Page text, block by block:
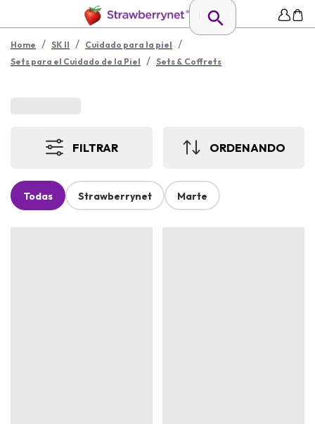
Home / SK II / Cuidado para la piel /
Sets para el Cuidado de la Piel / Sets & Coffrets
FILTRAR ORDENANDO
Todas Strawberrynet Marte